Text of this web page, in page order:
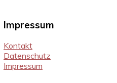
Impressum
Kontakt
Datenschutz
Impressum